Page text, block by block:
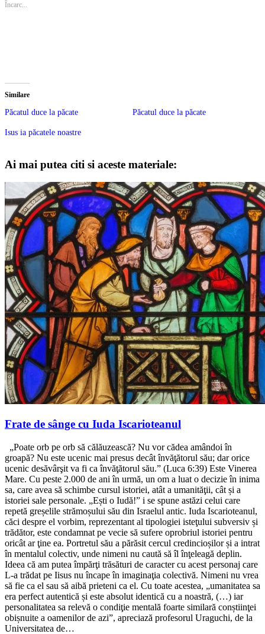
Încarc...
Similare
Păcatul duce la păcate Păcatul duce la păcate
Isus ia păcatele noastre
Ai mai putea citi si aceste materiale:
Frate de sânge cu Iuda Iscarioteanul
„Poate orb pe orb să călăuzească? Nu vor cădea amândoi în
groapă? Nu este ucenic mai presus decât învăţătorul său; dar orice
ucenic desăvârşit va fi ca învăţătorul său.” (Luca 6:39) Este Vinerea
Mare. Cu peste 2.000 de ani în urmă, un om a luat o decizie în inima
sa, care avea să schimbe cursul istoriei, atât a umanităţii, cât și a
istoriei sale personale. „Ești o Iudă!” i se spune astăzi celui care
repetă greșelile strămoșului său din Israelul antic. Iuda Iscarioteanul,
căci despre el vorbim, reprezentant al tipologiei isteţului subversiv și
trădător, este condamnat pe vecie să sufere oprobriul istoriei pentru
oricât ar ţine ea. Portretul său a părăsit cercul credincioșilor și a intrat
în mentalul colectiv, unde nimeni nu caută să îl înţeleagă deplin.
Ideea că am putea împărţi trăsături de caracter cu acest personaj care
L-a trădat pe Iisus nu încape în imaginaţia colectivă. Nimeni nu vrea
să fie ca el sau să aibă prieteni ca el. Cu toate acestea, „umanitatea sa
era perfect autentică și este absolut identică cu a noastră, (…) iar
personalitatea sa relevă o condiţie mentală foarte similară conștiinţei
obișnuite a oamenilor de azi”, apreciază profesorul Uraguchi, de la
Universitatea de…